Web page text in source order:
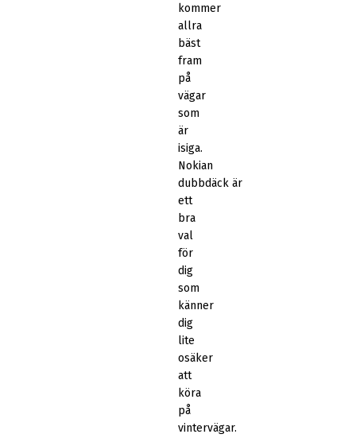
kommer
allra
bäst
fram
på
vägar
som
är
isiga.
Nokian
dubbdäck är
ett
bra
val
för
dig
som
känner
dig
lite
osäker
att
köra
på
vintervägar.